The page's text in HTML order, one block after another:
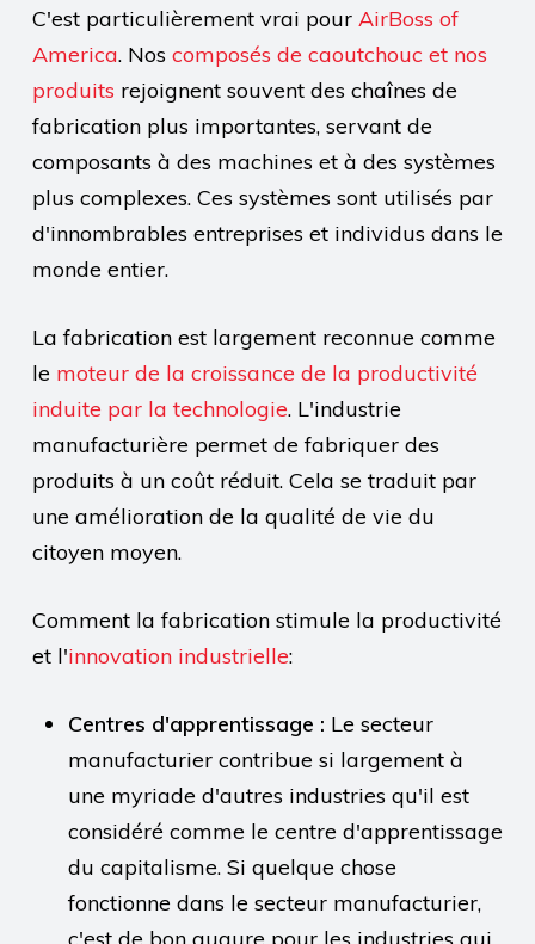
C'est particulièrement vrai pour AirBoss of
America. Nos composés de caoutchouc et nos
produits rejoignent souvent des chaînes de
fabrication plus importantes, servant de
composants à des machines et à des systèmes
plus complexes. Ces systèmes sont utilisés par
d'innombrables entreprises et individus dans le
monde entier.
La fabrication est largement reconnue comme
le moteur de la croissance de la productivité
induite par la technologie. L'industrie
manufacturière permet de fabriquer des
produits à un coût réduit. Cela se traduit par
une amélioration de la qualité de vie du
citoyen moyen.
Comment la fabrication stimule la productivité
et l'innovation industrielle:
Centres d'apprentissage : Le secteur
manufacturier contribue si largement à
une myriade d'autres industries qu'il est
considéré comme le centre d'apprentissage
du capitalisme. Si quelque chose
fonctionne dans le secteur manufacturier,